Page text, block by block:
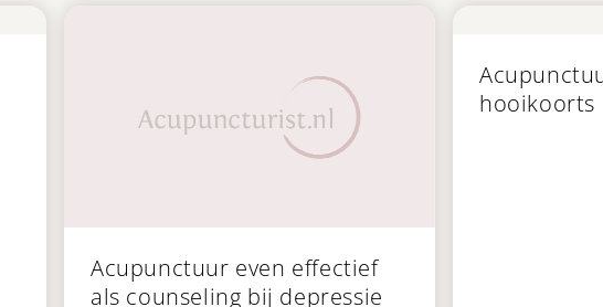
Acupunctuur even effectief
als counseling bij depressie
hooikoorts